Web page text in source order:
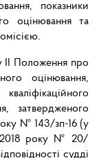
показники
оцінювання та
II Положення про
оцінювання,
затвердженого
№ 143/зп-16 (у
2018 року № 20/
судді